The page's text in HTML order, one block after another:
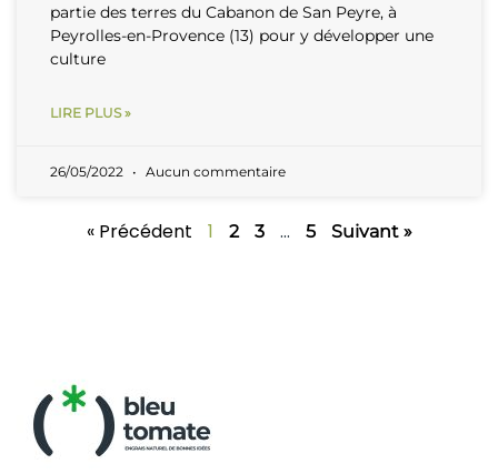
partie des terres du Cabanon de San Peyre, à
Peyrolles-en-Provence (13) pour y développer une
culture
LIRE PLUS »
26/05/2022 Aucun commentaire
« Précédent 1 2 3 … 5 Suivant »